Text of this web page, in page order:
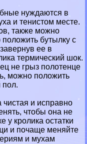
нуждаются в
и тенистом месте.
также можно
бутылку с
ее в
термический шок.
не грыз полотенце
можно положить
пол.
и исправно
чтобы она не
у кролика остатки
и почаще меняйте
и мухам